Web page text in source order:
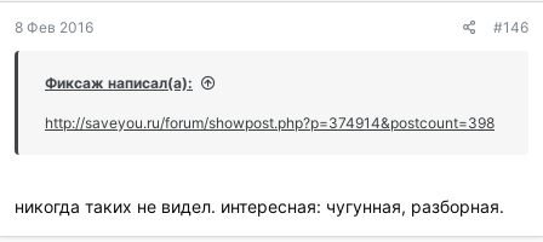
а
и
и
8 Фев 2016 #146
Фиксаж написал(а):
http://saveyou.ru/forum/showpost.php?p=374914&postcount=398
никогда таких не видел. интересная: чугунная, разборная.